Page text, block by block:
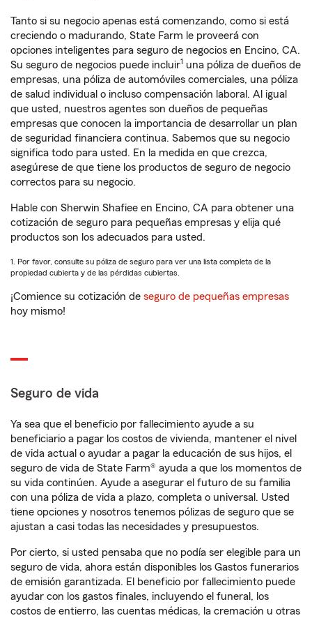
Tanto si su negocio apenas está comenzando, como si está
creciendo o madurando, State Farm le proveerá con
opciones inteligentes para seguro de negocios en Encino, CA.
Su seguro de negocios puede incluir1 una póliza de dueños de
empresas, una póliza de automóviles comerciales, una póliza
de salud individual o incluso compensación laboral. Al igual
que usted, nuestros agentes son dueños de pequeñas
empresas que conocen la importancia de desarrollar un plan
de seguridad financiera continua. Sabemos que su negocio
significa todo para usted. En la medida en que crezca,
asegúrese de que tiene los productos de seguro de negocio
correctos para su negocio.
Hable con Sherwin Shafiee en Encino, CA para obtener una
cotización de seguro para pequeñas empresas y elija qué
productos son los adecuados para usted.
1. Por favor, consulte su póliza de seguro para ver una lista completa de la
propiedad cubierta y de las pérdidas cubiertas.
¡Comience su cotización de seguro de pequeñas empresas
hoy mismo!
Seguro de vida
Ya sea que el beneficio por fallecimiento ayude a su
beneficiario a pagar los costos de vivienda, mantener el nivel
de vida actual o ayudar a pagar la educación de sus hijos, el
seguro de vida de State Farm® ayuda a que los momentos de
su vida continúen. Ayude a asegurar el futuro de su familia
con una póliza de vida a plazo, completa o universal. Usted
tiene opciones y nosotros tenemos pólizas de seguro que se
ajustan a casi todas las necesidades y presupuestos.
Por cierto, si usted pensaba que no podía ser elegible para un
seguro de vida, ahora están disponibles los Gastos funerarios
de emisión garantizada. El beneficio por fallecimiento puede
ayudar con los gastos finales, incluyendo el funeral, los
costos de entierro, las cuentas médicas, la cremación u otras